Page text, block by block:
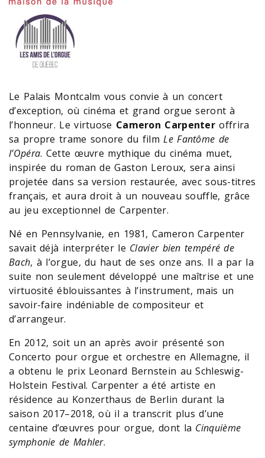
Le Palais Montcalm vous convie à un concert
d’exception, où cinéma et grand orgue seront à
l’honneur. Le virtuose Cameron Carpenter offrira
sa propre trame sonore du filmLe Fantôme de
l’Opéra. Cette œuvre mythique du cinéma muet,
inspirée du roman de Gaston Leroux, sera ainsi
projetée dans sa version restaurée, avec sous-titres
français, et aura droit à un nouveau souffle, grâce
au jeu exceptionnel de Carpenter.
Né en Pennsylvanie, en 1981, Cameron Carpenter
savait déjà interpréter le Clavier bien tempéré de
Bach, à l’orgue, du haut de ses onze ans. Il a par la
suite non seulement développé une maîtrise et une
virtuosité éblouissantes à l’instrument, mais un
savoir-faire indéniable de compositeur et
d’arrangeur.
En 2012, soit un an après avoir présenté son
Concerto pour orgue et orchestre en Allemagne, il
a obtenu le prix Leonard Bernstein au Schleswig-
Holstein Festival. Carpenter a été artiste en
résidence au Konzerthaus de Berlin durant la
saison 2017–2018, où il a transcrit plus d’une
centaine d’œuvres pour orgue, dont la Cinquième
symphonie de Mahler.